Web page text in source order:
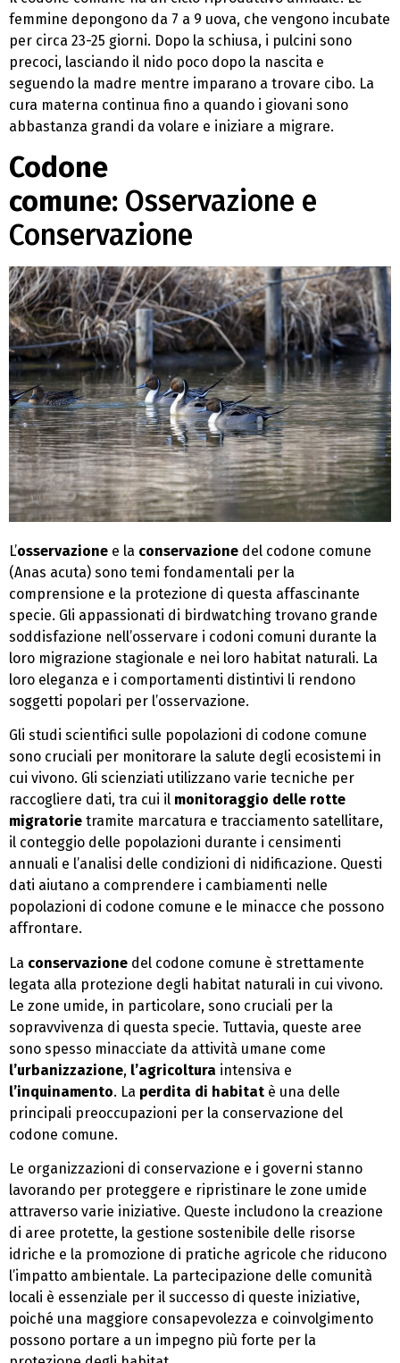
femmine depongono da 7 a 9 uova, che vengono incubate
per circa 23-25 giorni. Dopo la schiusa, i pulcini sono
precoci, lasciando il nido poco dopo la nascita e
seguendo la madre mentre imparano a trovare cibo. La
cura materna continua fino a quando i giovani sono
abbastanza grandi da volare e iniziare a migrare.
Codone
comune: Osservazione e
Conservazione
L’osservazione e la conservazione del codone comune
(Anas acuta) sono temi fondamentali per la
comprensione e la protezione di questa affascinante
specie. Gli appassionati di birdwatching trovano grande
soddisfazione nell’osservare i codoni comuni durante la
loro migrazione stagionale e nei loro habitat naturali. La
loro eleganza e i comportamenti distintivi li rendono
soggetti popolari per l’osservazione.
Gli studi scientifici sulle popolazioni di codone comune
sono cruciali per monitorare la salute degli ecosistemi in
cui vivono. Gli scienziati utilizzano varie tecniche per
raccogliere dati, tra cui il monitoraggio delle rotte
migratorie tramite marcatura e tracciamento satellitare,
il conteggio delle popolazioni durante i censimenti
annuali e l’analisi delle condizioni di nidificazione. Questi
dati aiutano a comprendere i cambiamenti nelle
popolazioni di codone comune e le minacce che possono
affrontare.
La conservazione del codone comune è strettamente
legata alla protezione degli habitat naturali in cui vivono.
Le zone umide, in particolare, sono cruciali per la
sopravvivenza di questa specie. Tuttavia, queste aree
sono spesso minacciate da attività umane come
l’urbanizzazione, l’agricoltura intensiva e
l’inquinamento. La perdita di habitat è una delle
principali preoccupazioni per la conservazione del
codone comune.
Le organizzazioni di conservazione e i governi stanno
lavorando per proteggere e ripristinare le zone umide
attraverso varie iniziative. Queste includono la creazione
di aree protette, la gestione sostenibile delle risorse
idriche e la promozione di pratiche agricole che riducono
l’impatto ambientale. La partecipazione delle comunità
locali è essenziale per il successo di queste iniziative,
poiché una maggiore consapevolezza e coinvolgimento
possono portare a un impegno più forte per la